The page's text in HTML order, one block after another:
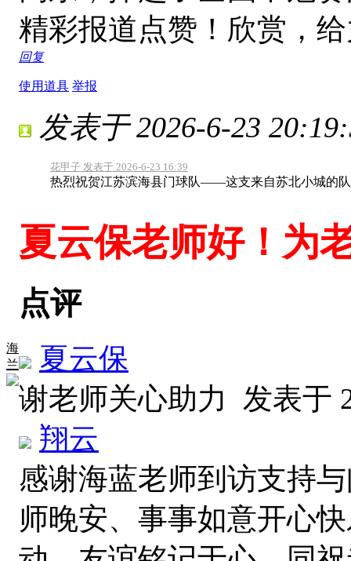
精彩报道点赞！欣赏，
回复
使用道具 举报
海
兰
发表于 2026-6-23
花甲子 发表于 2026-6-23 16:39
热烈祝贺江苏滨海县门球队——这支来自苏北小城的
夏云保老师好！为
点评
夏云保
谢老师关心助力 发表于
翔云
感谢海蓝老师到访支持
师晚安、事事如意开心